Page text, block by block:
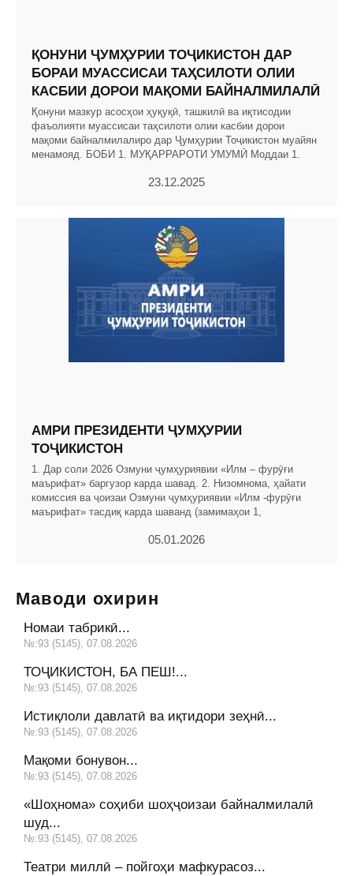
ҚОНУНИ ҶУМҲУРИИ ТОҶИКИСТОН ДАР
БОРАИ МУАССИСАИ ТАҲСИЛОТИ ОЛИИ
КАСБИИ ДОРОИ МАҚОМИ БАЙНАЛМИЛАЛӢ
Қонуни мазкур асосҳои ҳуқуқӣ, ташкилӣ ва иқтисодии
фаъолияти муассисаи таҳсилоти олии касбии дорои
мақоми байналмилалиро дар Ҷумҳурии Тоҷикистон муайян
менамояд. БОБИ 1. МУҚАРРАРОТИ УМУМӢ Моддаи 1.
23.12.2025
АМРИ ПРЕЗИДЕНТИ ҶУМҲУРИИ
ТОҶИКИСТОН
1. Дар соли 2026 Озмуни ҷумҳуриявии «Илм – фурӯғи
маърифат» баргузор карда шавад. 2. Низомнома, ҳайати
комиссия ва ҷоизаи Озмуни ҷумҳуриявии «Илм -фурӯғи
маърифат» тасдиқ карда шаванд (замимаҳои 1,
05.01.2026
Маводи охирин
Номаи табрикӣ...
№:93 (5145), 07.08.2026
ТОҶИКИСТОН, БА ПЕШ!...
№:93 (5145), 07.08.2026
Истиқлоли давлатӣ ва иқтидори зеҳнӣ...
№:93 (5145), 07.08.2026
Мақоми бонувон...
№:93 (5145), 07.08.2026
«Шоҳнома» соҳиби шоҳҷоизаи байналмилалӣ
шуд...
№:93 (5145), 07.08.2026
Театри миллӣ – пойгоҳи мафкурасоз...